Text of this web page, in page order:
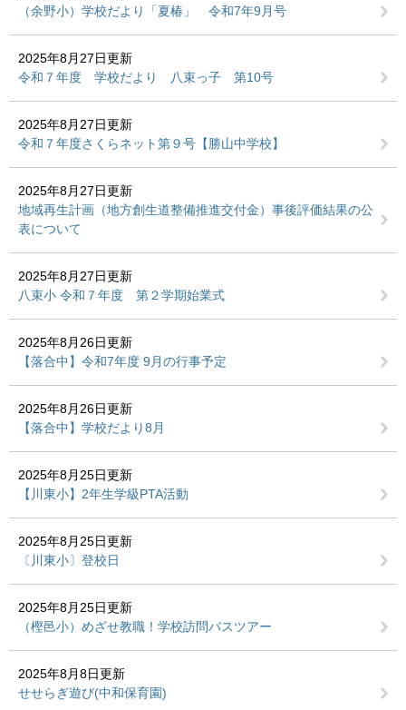
（余野小）学校だより「夏椿」 令和7年9月号
2025年8月27日更新
令和７年度 学校だより 八束っ子 第10号
2025年8月27日更新
令和７年度さくらネット第９号【勝山中学校】
2025年8月27日更新
地域再生計画（地方創生道整備推進交付金）事後評価結果の公
表について
2025年8月27日更新
八束小 令和７年度 第２学期始業式
2025年8月26日更新
【落合中】令和7年度 9月の行事予定
2025年8月26日更新
【落合中】学校だより8月
2025年8月25日更新
【川東小】2年生学級PTA活動
2025年8月25日更新
〔川東小〕登校日
2025年8月25日更新
（樫邑小）めざせ教職！学校訪問バスツアー
2025年8月8日更新
せせらぎ遊び(中和保育園)